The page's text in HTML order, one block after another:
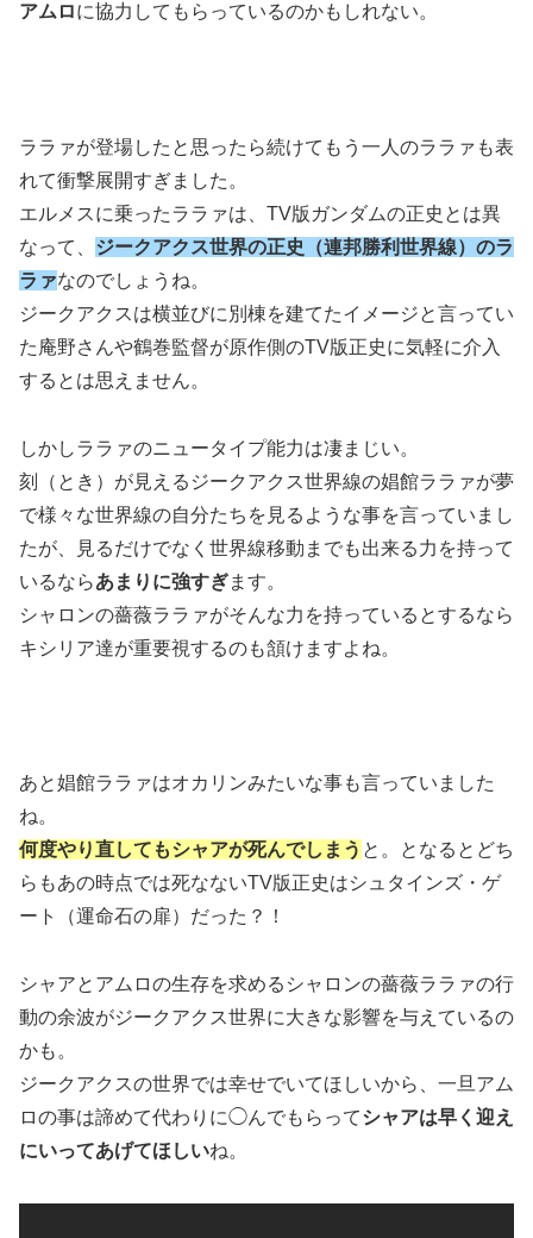
アムロに協力してもらっているのかもしれない。
ララァが登場したと思ったら続けてもう一人のララァも表
れて衝撃展開すぎました。
エルメスに乗ったララァは、TV版ガンダムの正史とは異
なって、 ジークアクス世界の正史（連邦勝利世界線）のラ
ラァなのでしょうね。
ジークアクスは横並びに別棟を建てたイメージと言ってい
た庵野さんや鶴巻監督が原作側のTV版正史に気軽に介入
するとは思えません。
しかしララァのニュータイプ能力は凄まじい。
刻（とき）が見えるジークアクス世界線の娼館ララァが夢
で様々な世界線の自分たちを見るような事を言っていまし
たが、見るだけでなく世界線移動までも出来る力を持って
いるならあまりに強すぎます。
シャロンの薔薇ララァがそんな力を持っているとするなら
キシリア達が重要視するのも頷けますよね。
あと娼館ララァはオカリンみたいな事も言っていました
ね。
何度やり直してもシャアが死んでしまう と。となるとどち
らもあの時点では死なないTV版正史はシュタインズ・ゲ
ート（運命石の扉）だった？！
シャアとアムロの生存を求めるシャロンの薔薇ララァの行
動の余波がジークアクス世界に大きな影響を与えているの
かも。
ジークアクスの世界では幸せでいてほしいから、一旦アム
ロの事は諦めて代わりに◯んでもらってシャアは早く迎え
にいってあげてほしいね。